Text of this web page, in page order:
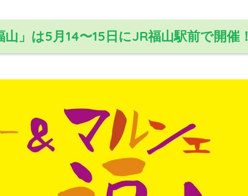
」は5月14〜15日にJR福山駅前で開催！